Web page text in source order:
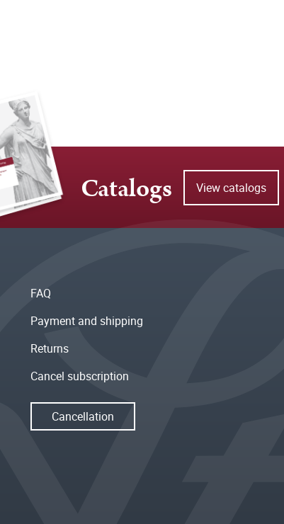
Catalogs View catalogs
FAQ
Payment and shipping
Returns
Cancel subscription
Cancellation